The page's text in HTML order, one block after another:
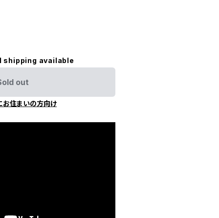
shipping available
out
お住まいの方向け